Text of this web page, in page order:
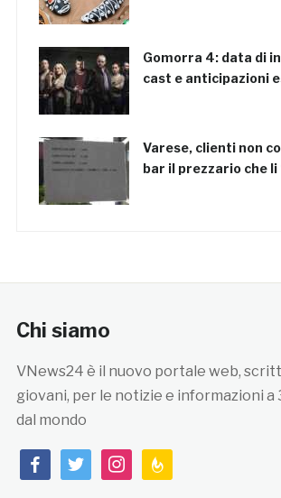
Gomorra 4: data di
cast e anticipazioni
Varese, clienti non
bar il prezzario che li
Chi siamo
VNews24 è il nuovo portale web,
giovani, per le notizie e informazioni a
dal mondo
facebooktwitterinstagramfeedburner